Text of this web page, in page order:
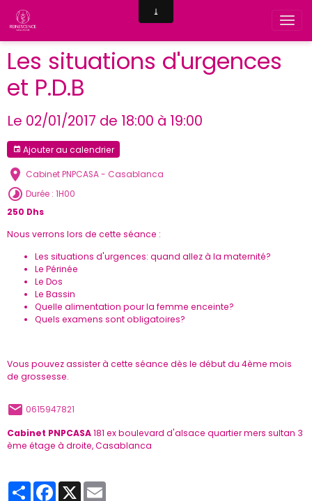
Les situations d'urgences
et P.D.B
Le 02/01/2017 de 18:00 à 19:00
Ajouter au calendrier
Cabinet PNPCASA - Casablanca
Durée : 1H00
250 Dhs
Nous verrons lors de cette séance :
Les situations d'urgences: quand allez à la maternité?
Le Périnée
Le Dos
Le Bassin
Quelle alimentation pour la femme enceinte?
Quels examens sont obligatoires?
Vous pouvez assister à cette séance dès le début du 4ème mois
de grossesse.
0615947821
Cabinet PNPCASA181 ex boulevard d'alsace quartier mers sultan 3
ème étage à droite, Casablanca
PartagerFacebook
X